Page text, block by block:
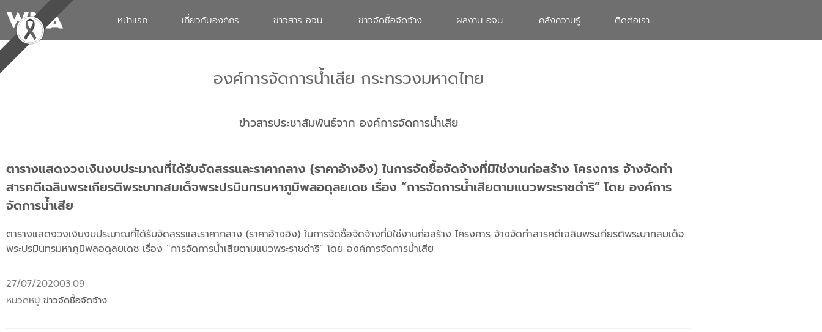
หน้าแรก เกี่ยวกับองค์กร ข่าวสาร อจน. ข่าวจัดซื้อจัดจ้าง ผลงาน อจน. คลังความรู้ ติดต่อเรา
องค์การจัดการน้ำเสีย กระทรวงมหาดไทย
ข่าวสารประชาสัมพันธ์จาก องค์การจัดการน้ำเสีย
ตารางแสดงวงเงินงบประมาณที่ได้รับจัดสรรและราคากลาง (ราคาอ้างอิง) ในการจัดซื้อจัดจ้างที่มิใช่งานก่อสร้าง โครงการ จ้างจัดทำ
สารคดีเฉลิมพระเกียรติพระบาทสมเด็จพระปรมินทรมหาภูมิพลอดุลยเดช เรื่อง “การจัดการน้ำเสียตามแนวพระราชดำริ” โดย องค์การ
จัดการน้ำเสีย
ตารางแสดงวงเงินงบประมาณที่ได้รับจัดสรรและราคากลาง (ราคาอ้างอิง) ในการจัดซื้อจัดจ้างที่มิใช่งานก่อสร้าง โครงการ จ้างจัดทำสารคดีเฉลิมพระเกียรติพระบาทสมเด็จ
พระปรมินทรมหาภูมิพลอดุลยเดช เรื่อง “การจัดการน้ำเสียตามแนวพระราชดำริ” โดย องค์การจัดการน้ำเสีย
27/07/202003:09
หมวดหมู่ ข่าวจัดซื้อจัดจ้าง